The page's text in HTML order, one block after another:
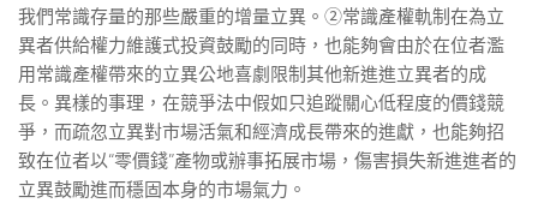
我們常識存量的那些嚴重的增量立異。②常識產權軌制在為立
異者供給權力維護式投資鼓勵的同時，也能夠會由於在位者濫
用常識產權帶來的立異公地喜劇限制其他新進進立異者的成
長。異樣的事理，在競爭法中假如只追蹤關心低程度的價錢競
爭，而疏忽立異對市場活氣和經濟成長帶來的進獻，也能夠招
致在位者以“零價錢”產物或辦事拓展市場，傷害損失新進進者的
立異鼓勵進而穩固本身的市場氣力。